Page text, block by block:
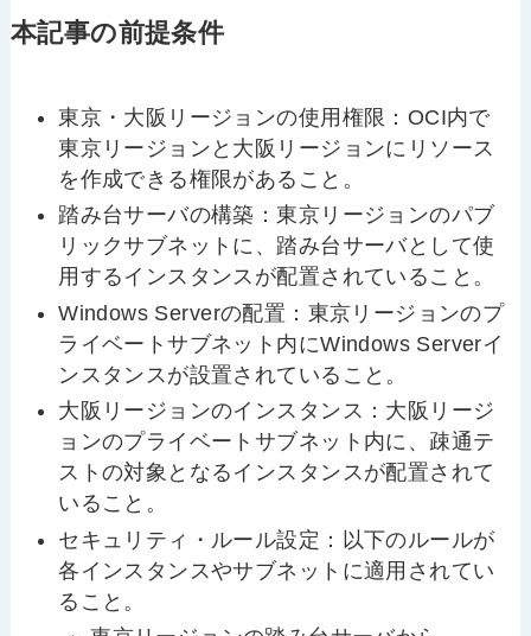
本記事の前提条件
東京・大阪リージョンの使用権限：OCI内で
東京リージョンと大阪リージョンにリソース
を作成できる権限があること。
踏み台サーバの構築：東京リージョンのパブ
リックサブネットに、踏み台サーバとして使
用するインスタンスが配置されていること。
Windows Serverの配置：東京リージョンのプ
ライベートサブネット内にWindows Serverイ
ンスタンスが設置されていること。
大阪リージョンのインスタンス：大阪リージ
ョンのプライベートサブネット内に、疎通テ
ストの対象となるインスタンスが配置されて
いること。
セキュリティ・ルール設定：以下のルールが
各インスタンスやサブネットに適用されてい
ること。